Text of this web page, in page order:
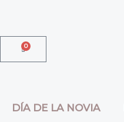
0
Cart
DÍA DE LA NOVIA